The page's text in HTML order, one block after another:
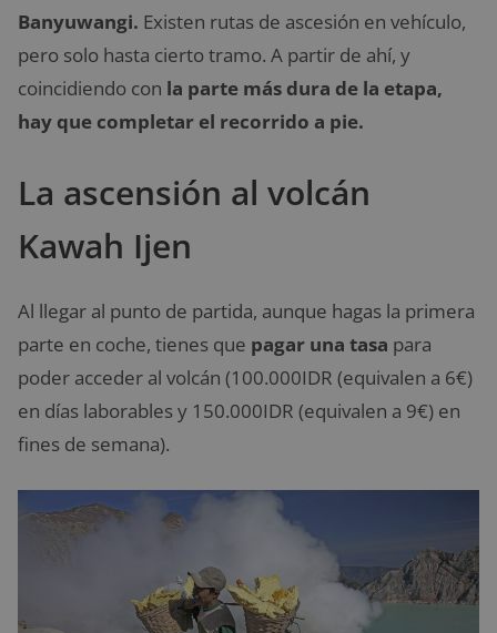
Banyuwangi. Existen rutas de ascesión en vehículo,
pero solo hasta cierto tramo. A partir de ahí, y
coincidiendo con la parte más dura de la etapa,
hay que completar el recorrido a pie.
La ascensión al volcán
Kawah Ijen
Al llegar al punto de partida, aunque hagas la primera
parte en coche, tienes que pagar una tasa para
poder acceder al volcán (100.000IDR (equivalen a 6€)
en días laborables y 150.000IDR (equivalen a 9€) en
fines de semana).